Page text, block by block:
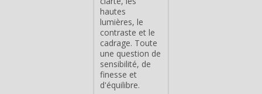
hautes
lumières, le
contraste et le
cadrage. Toute
une question de
sensibilité, de
finesse et
d'équilibre.